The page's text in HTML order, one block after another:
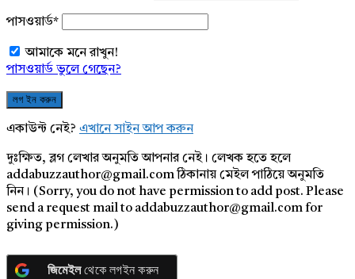
পাসওয়ার্ড*
আমাকে মনে রাখুন!
পাসওয়ার্ড ভুলে গেছেন?
একাউন্ট নেই? এখানে সাইন আপ করুন
দুঃক্ষিত, ব্লগ লেখার অনুমতি আপনার নেই। লেখক হতে হলে
addabuzzauthor@gmail.com ঠিকানায় মেইল পাঠিয়ে অনুমতি
নিন। (Sorry, you do not have permission to add post. Please
send a request mail to addabuzzauthor@gmail.com for
giving permission.)
জিমেইলথেকে লগইন করুন